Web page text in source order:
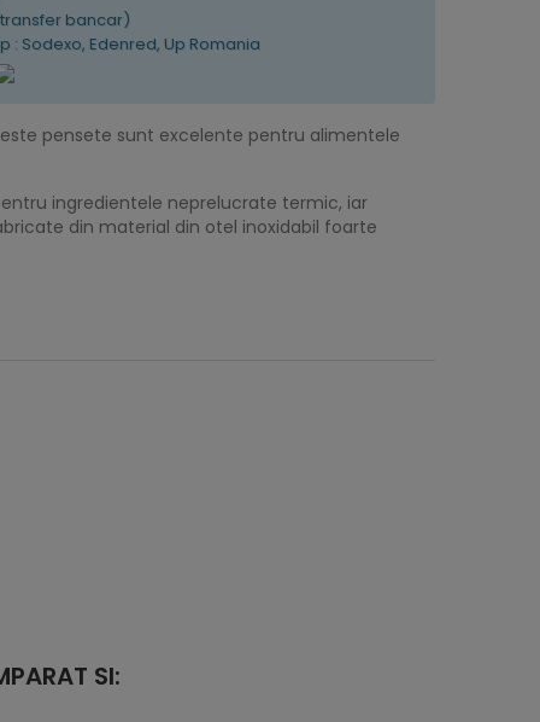
bancar)
: Sodexo, Edenred, Up Romania
pensete sunt excelente pentru alimentele
ingredientele neprelucrate termic, iar
din material din otel inoxidabil foarte
SI: